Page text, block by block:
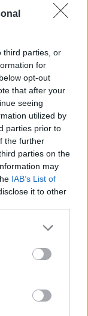
third parties, or
for
opt-out
that after your
seeing
utilized by
parties prior to
the further
parties on the
may
IAB’s List of
it to other